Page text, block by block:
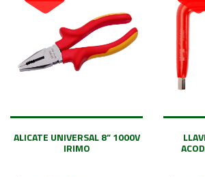
ALICATE UNIVERSAL 8” 1000V
IRIMO